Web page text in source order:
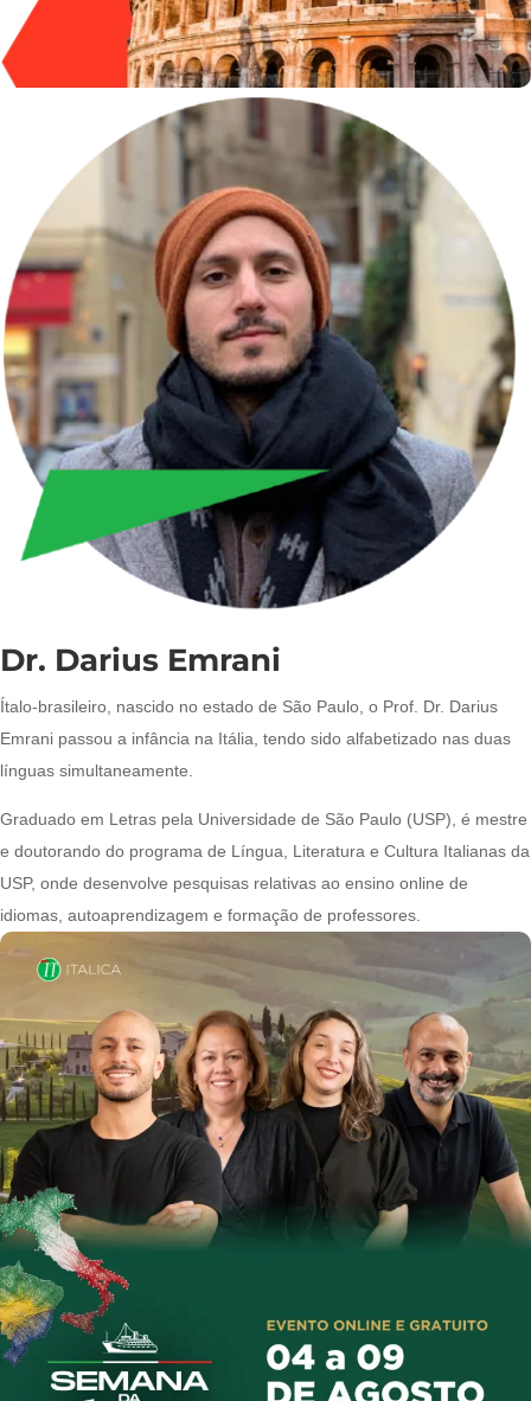
Dr. Darius Emrani
Ítalo-brasileiro, nascido no estado de São Paulo, o Prof. Dr. Darius
Emrani passou a infância na Itália, tendo sido alfabetizado nas duas
línguas simultaneamente.
Graduado em Letras pela Universidade de São Paulo (USP), é mestre
e doutorando do programa de Língua, Literatura e Cultura Italianas da
USP, onde desenvolve pesquisas relativas ao ensino online de
idiomas, autoaprendizagem e formação de professores.